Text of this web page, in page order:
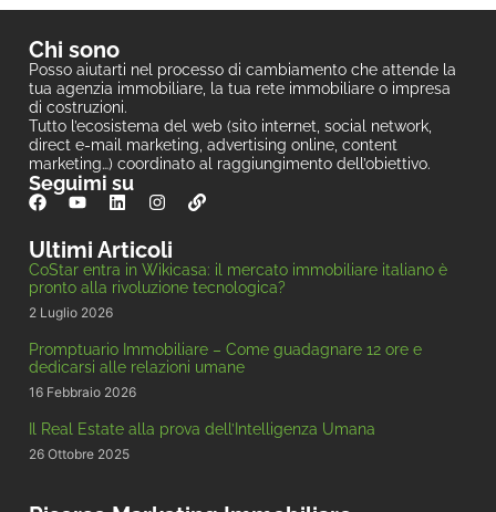
Chi sono
Posso aiutarti nel processo di cambiamento che attende la
tua agenzia immobiliare, la tua rete immobiliare o impresa
di costruzioni.
Tutto l’ecosistema del web (sito internet, social network,
direct e-mail marketing, advertising online, content
marketing…) coordinato al raggiungimento dell’obiettivo.
Seguimi su
Ultimi Articoli
CoStar entra in Wikicasa: il mercato immobiliare italiano è
pronto alla rivoluzione tecnologica?
2 Luglio 2026
Promptuario Immobiliare – Come guadagnare 12 ore e
dedicarsi alle relazioni umane
16 Febbraio 2026
Il Real Estate alla prova dell’Intelligenza Umana
26 Ottobre 2025